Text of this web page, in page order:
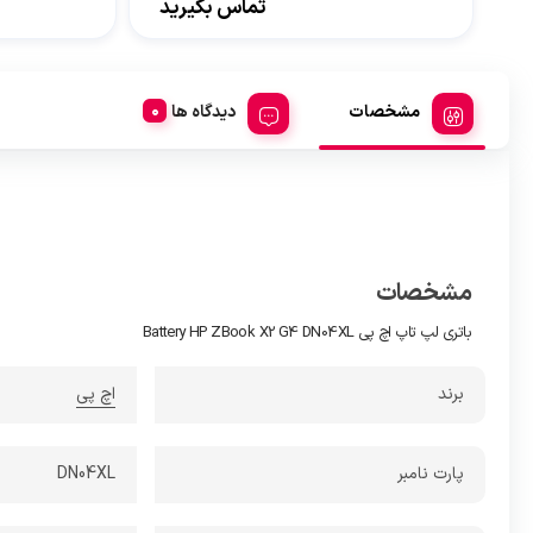
تماس بگیرید
مشخصات دیدگاه ها
مشخصات
باتری لپ تاپ اچ پی Battery HP ZBook X2 G4 DN04XL
برند اچ پی
پارت نامبر DN04XL